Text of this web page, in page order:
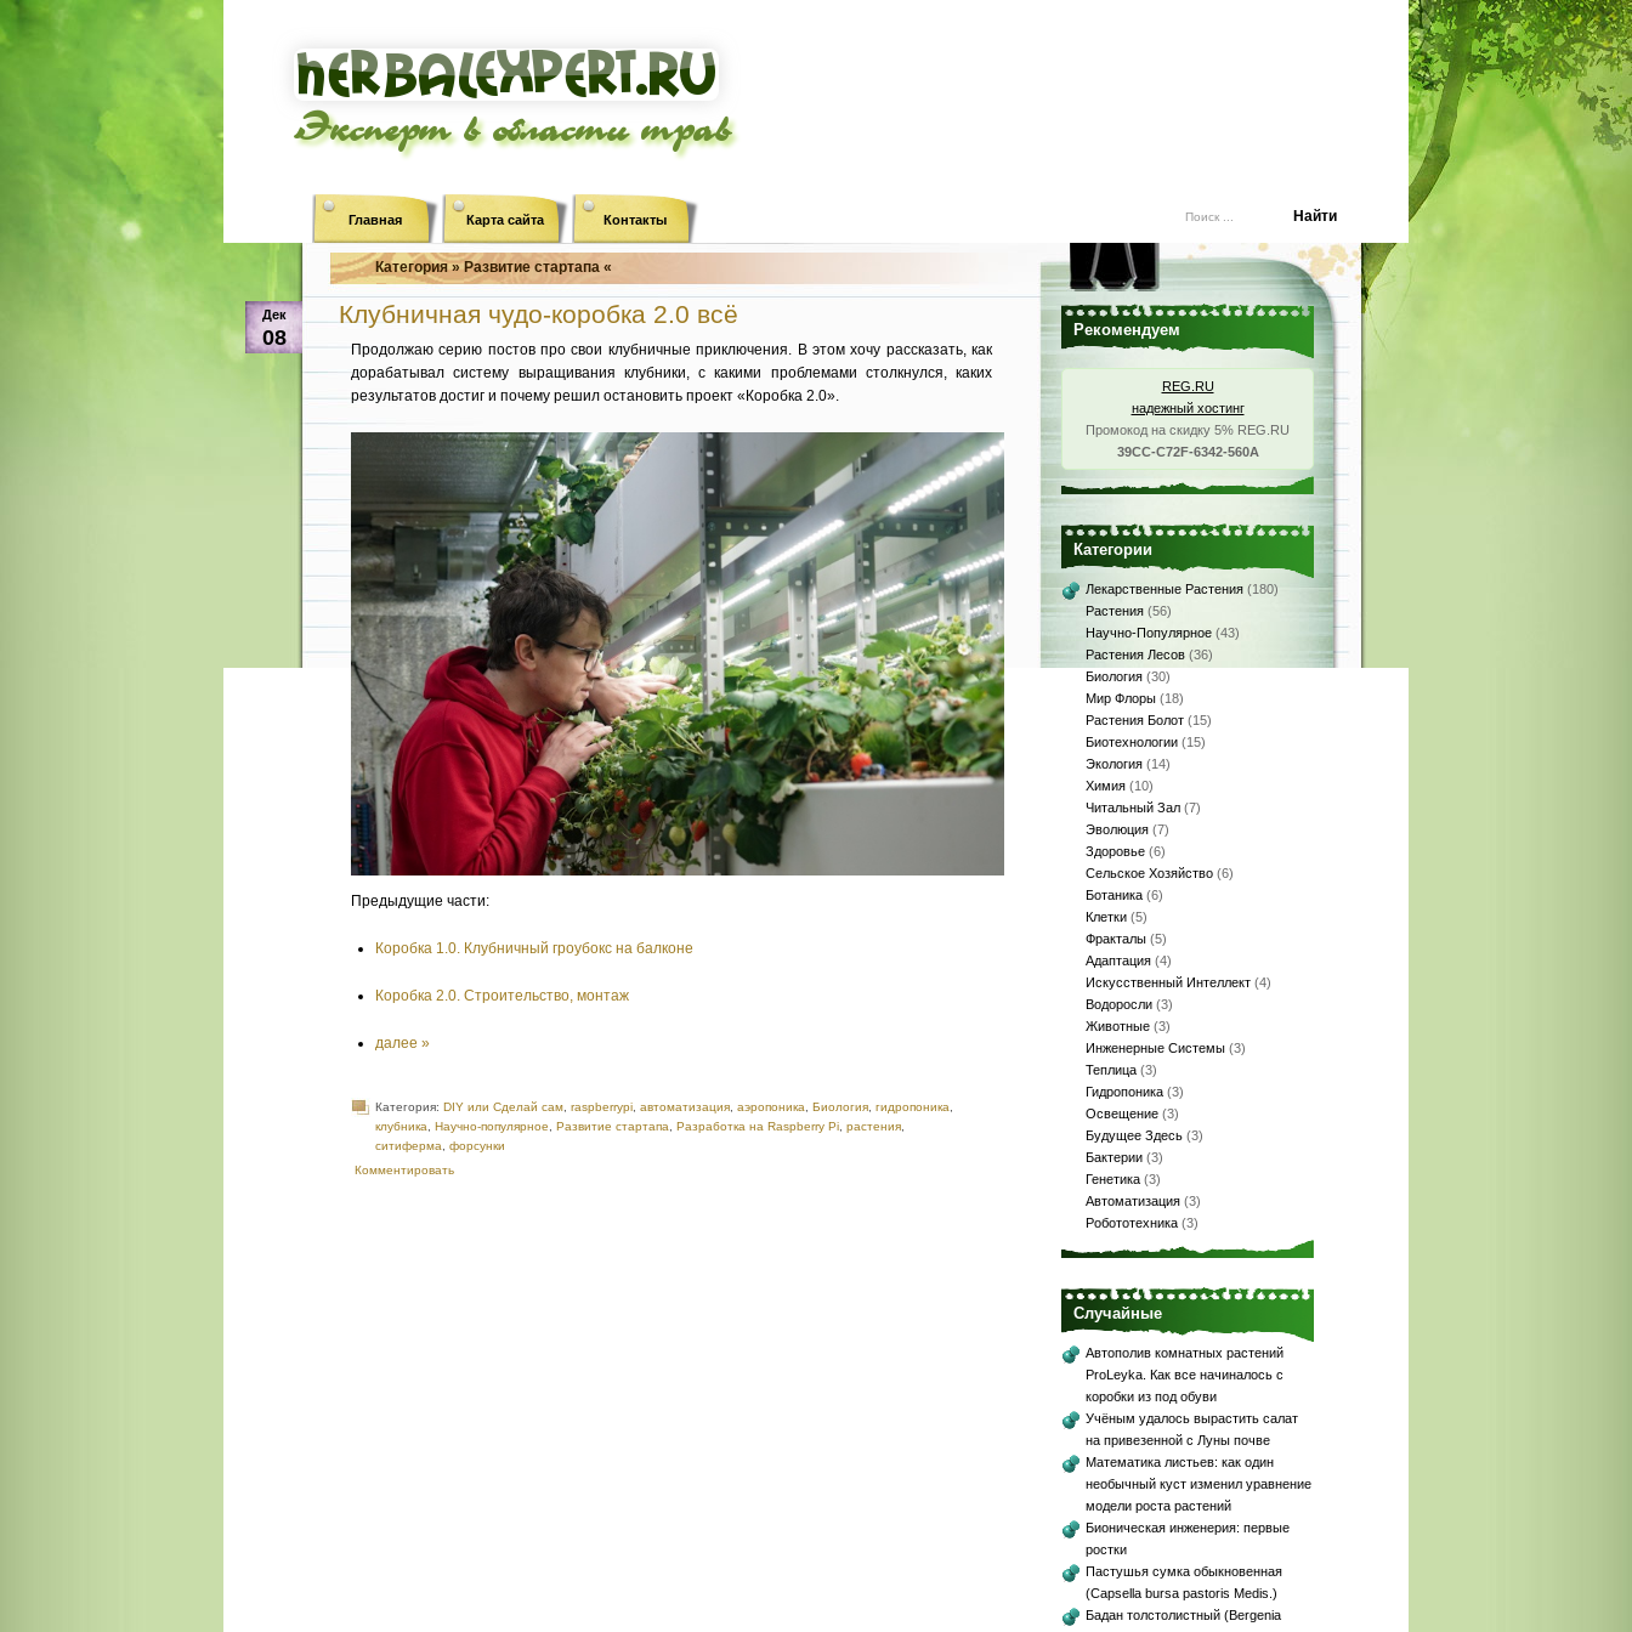
Эксперт в области трав
Главная Карта сайта Контакты
Категория » Развитие стартапа «
Дек
08
Клубничная чудо-коробка 2.0 всё
Продолжаю серию постов про свои клубничные приключения. В этом хочу рассказать, как
дорабатывал систему выращивания клубники, с какими проблемами столкнулся, каких
результатов достиг и почему решил остановить проект «Коробка 2.0».
Предыдущие части:
Коробка 1.0. Клубничный гроубокс на балконе
Коробка 2.0. Строительство, монтаж
далее »
Категория: DIY или Сделай сам raspberrypi автоматизация аэропоника Биология гидропоника
клубника
Научно-популярное Развитие стартапа Разработка на Raspberry Pi растения
ситиферма
форсунки
Комментировать
Рекомендуем
REG.RU
надежный хостинг
Промокод на скидку 5% REG.RU
39CC-C72F-6342-560A
Категории
Лекарственные Растения (180)
Растения (56)
Научно-Популярное (43)
Растения Лесов (36)
Биология (30)
Мир Флоры (18)
Растения Болот (15)
Биотехнологии (15)
Экология (14)
Химия (10)
Читальный Зал (7)
Эволюция (7)
Здоровье (6)
Сельское Хозяйство (6)
Ботаника (6)
Клетки (5)
Фракталы (5)
Адаптация (4)
Искусственный Интеллект (4)
Водоросли (3)
Животные (3)
Инженерные Системы (3)
Теплица (3)
Гидропоника (3)
Освещение (3)
Будущее Здесь (3)
Бактерии (3)
Генетика (3)
Автоматизация (3)
Робототехника (3)
Случайные
Автополив комнатных растений
ProLeyka. Как все начиналось с
коробки из под обуви
Учёным удалось вырастить салат
на привезенной с Луны почве
Математика листьев: как один
необычный куст изменил уравнение
модели роста растений
Бионическая инженерия: первые
ростки
Пастушья сумка обыкновенная
(Capsella bursa pastoris Medis.)
Бадан толстолистный (Bergenia